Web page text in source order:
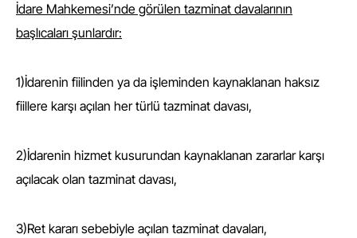
İdare Mahkemesi’nde görülen tazminat davalarının
başlıcaları şunlardır:
1)İdarenin fiilinden ya da işleminden kaynaklanan haksız
fiillere karşı açılan her türlü tazminat davası,
2)İdarenin hizmet kusurundan kaynaklanan zararlar karşı
açılacak olan tazminat davası,
3)Ret kararı sebebiyle açılan tazminat davaları,